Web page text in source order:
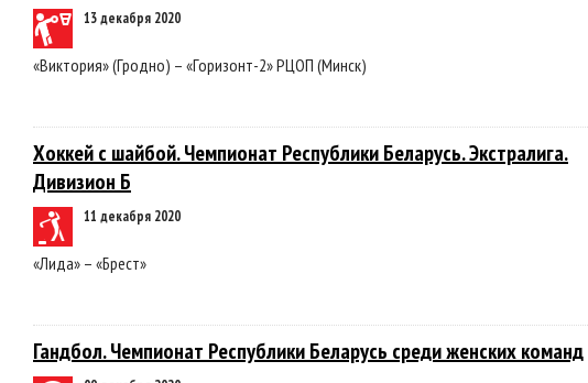
13 декабря 2020
«Виктория» (Гродно) – «Горизонт-2» РЦОП (Минск)
Хоккей с шайбой. Чемпионат Республики Беларусь. Экстралига.
Дивизион Б
11 декабря 2020
«Лида» – «Брест»
Гандбол. Чемпионат Республики Беларусь среди женских команд